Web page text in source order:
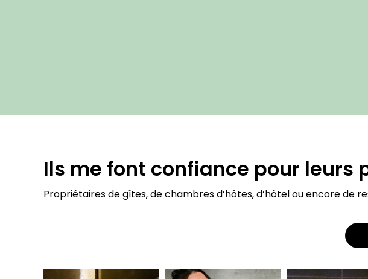
Ils me font confiance pour leurs
Propriétaires de gîtes, de chambres d’hôtes, d’hôtel ou encore